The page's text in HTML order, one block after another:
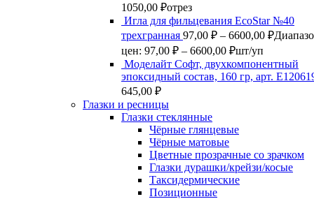
1050,00 ₽отрез
Игла для фильцевания EcoStar №40
трехгранная 97,00 ₽ – 6600,00 ₽
цен: 97,00 ₽ – 6600,00 ₽шт/уп
Моделайт Софт, двухкомпонентный
эпоксидный состав, 160 гр, арт.
645,00 ₽
Глазки и ресницы
Глазки стеклянные
Чёрные глянцевые
Чёрные матовые
Цветные прозрачные со зрачком
Глазки дурашки/крейзи/косые
Таксидермические
Позиционные